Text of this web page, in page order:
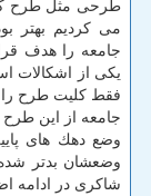
طرحی مثل طرح
می كردیم بهتر
جامعه را هدف
یكی از اشكالات
فقط كلیت طرح را
جامعه از این
وضع دهك های
وضعشان بدتر
شاكری در ادامه